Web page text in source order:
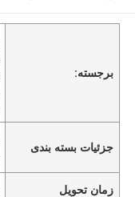
برجسته:
جزئیات بسته بندی
زمان تحویل